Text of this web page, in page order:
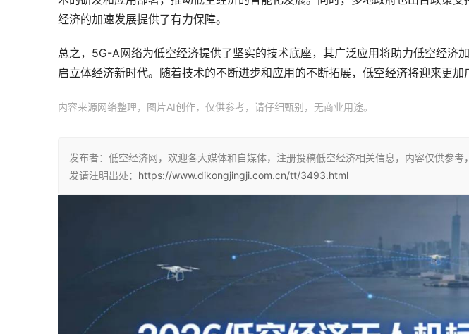
经济的加速发展提供了有力保障。
总之，5G-A网络为低空经济提供了坚实的技术底座，其广泛应用将助力低空经济
启立体经济新时代。随着技术的不断进步和应用的不断拓展，低空经济将迎来更加
内容来源网络整理，图片AI创作，仅供参考，请仔细甄别，无商业用途。
发布者：低空经济网，欢迎各大媒体和自媒体，注册投稿低空经济相关信息，内容仅供参
发请注明出处： https://www.dikongjingji.com.cn/tt/3493.html